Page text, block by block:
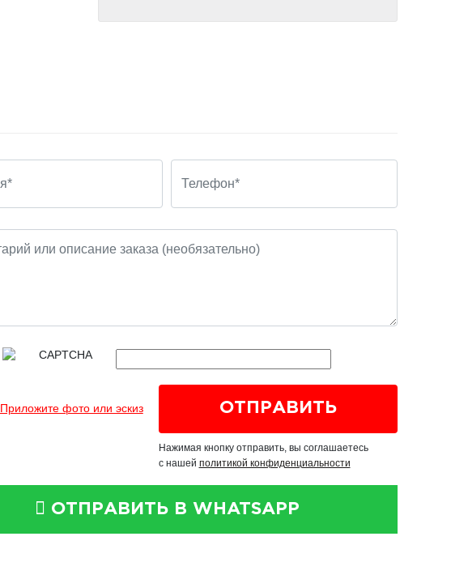
Приложите фото или эскиз
Нажимая кнопку отправить, вы соглашаетесь
с нашей политикой конфиденциальности
ОТПРАВИТЬ В WHATSAPP